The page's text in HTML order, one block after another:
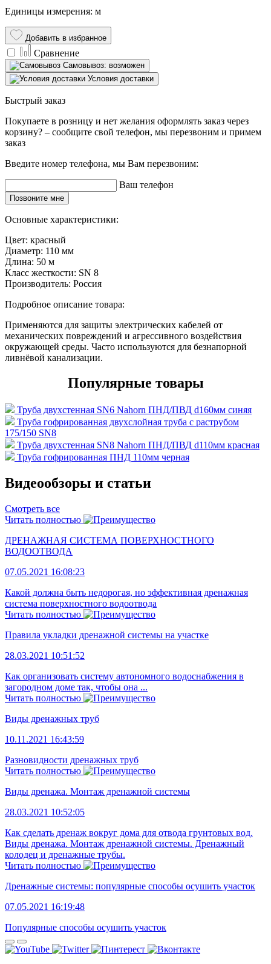
Единицы измерения: м
Добавить в избранное
Сравнение
Самовывоз: возможен
Условия доставки
Быстрый заказ
Покупаете в розницу и нет желания оформлять заказ через
корзину? – сообщите свой телефон, мы перезвоним и примем
заказ
Введите номер телефона, мы Вам перезвоним:
Ваш телефон
Позвоните мне
Основные характеристики:
Цвет: красный
Диаметр: 110 мм
Длина: 50 м
Класс жесткости: SN 8
Производитель: Россия
Подробное описание товара:
Применяются для защиты электрических кабелей от
механических повреждений и агрессивного воздействия
окружающей среды. Часто используются для безнапорной
ливнёвой канализации.
Популярные товары
Труба двухстенная SN6 Nahorn ПНД/ПВД d160мм синяя
Труба гофрированная двухслойная труба с раструбом
175/150 SN8
Труба двухстенная SN8 Nahorn ПНД/ПВД d110мм красная
Труба гофрированная ПНД 110мм черная
Видеообзоры и статьи
Смотреть все
Читать полностью
ДРЕНАЖНАЯ СИСТЕМА ПОВЕРХНОСТНОГО
ВОДООТВОДА
07.05.2021 16:08:23
Какой должна быть недорогая, но эффективная дренажная
система поверхностного водоотвода
Читать полностью
Правила укладки дренажной системы на участке
28.03.2021 10:51:52
Как организовать систему автономного водоснабжения в
загородном доме так, чтобы она ...
Читать полностью
Виды дренажных труб
10.11.2021 16:43:59
Разновидности дренажных труб
Читать полностью
Виды дренажа. Монтаж дренажной системы
28.03.2021 10:52:05
Как сделать дренаж вокруг дома для отвода грунтовых вод.
Виды дренажа. Монтаж дренажной системы. Дренажный
колодец и дренажные трубы.
Читать полностью
Дренажные системы: популярные способы осушить участок
07.05.2021 16:19:48
Популярные способы осушить участок